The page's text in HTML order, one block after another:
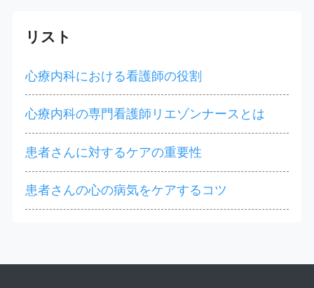
リスト
心療内科における看護師の役割
心療内科の専門看護師リエゾンナースとは
患者さんに対するケアの重要性
患者さんの心の病気をケアするコツ